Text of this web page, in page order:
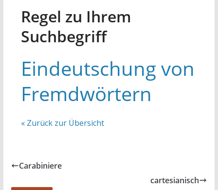
Regel zu Ihrem
Suchbegriff
Eindeutschung von
Fremdwörtern
« Zurück zur Übersicht
Carabiniere
cartesianisch